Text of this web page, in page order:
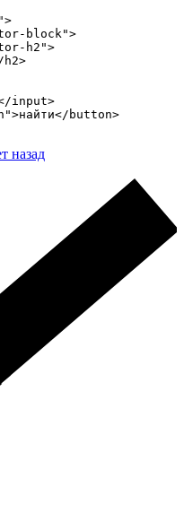
block">
h2">
h2>
input>
button>
назад